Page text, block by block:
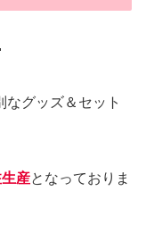
グッズ＆セット
産となっておりま